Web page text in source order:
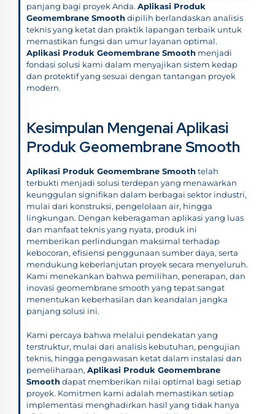
panjang bagi proyek Anda. Aplikasi Produk
Geomembrane Smoothdipilih berlandaskan analisis
teknis yang ketat dan praktik lapangan terbaik untuk
memastikan fungsi dan umur layanan optimal.
Aplikasi Produk Geomembrane Smooth menjadi
fondasi solusi kami dalam menyajikan sistem kedap
dan protektif yang sesuai dengan tantangan proyek
modern.
Kesimpulan Mengenai Aplikasi
Produk Geomembrane Smooth
Aplikasi Produk Geomembrane Smoothtelah
terbukti menjadi solusi terdepan yang menawarkan
keunggulan signifikan dalam berbagai sektor industri,
mulai dari konstruksi, pengelolaan air, hingga
lingkungan. Dengan keberagaman aplikasi yang luas
dan manfaat teknis yang nyata, produk ini
memberikan perlindungan maksimal terhadap
kebocoran, efisiensi penggunaan sumber daya, serta
mendukung keberlanjutan proyek secara menyeluruh.
Kami menekankan bahwa pemilihan, penerapan, dan
inovasi geomembrane smooth yang tepat sangat
menentukan keberhasilan dan keandalan jangka
panjang solusi ini.
Kami percaya bahwa melalui pendekatan yang
terstruktur, mulai dari analisis kebutuhan, pengujian
teknis, hingga pengawasan ketat dalam instalasi dan
pemeliharaan, Aplikasi Produk Geomembrane
Smoothdapat memberikan nilai optimal bagi setiap
proyek. Komitmen kami adalah memastikan setiap
implementasi menghadirkan hasil yang tidak hanya